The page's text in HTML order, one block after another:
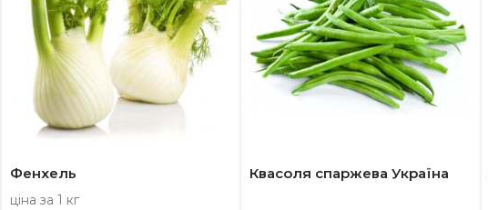
Фенхель
ціна за 1 кг
Квасоля спаржева Україна